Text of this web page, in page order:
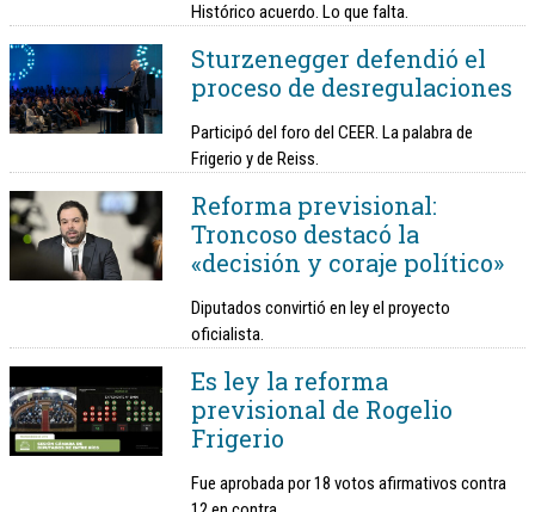
Histórico acuerdo. Lo que falta.
Sturzenegger defendió el
proceso de desregulaciones
Participó del foro del CEER. La palabra de
Frigerio y de Reiss.
Reforma previsional:
Troncoso destacó la
«decisión y coraje político»
Diputados convirtió en ley el proyecto
oficialista.
Es ley la reforma
previsional de Rogelio
Frigerio
Fue aprobada por 18 votos afirmativos contra